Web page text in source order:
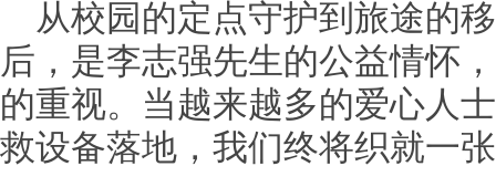
从校园的定点守护到旅途的
后，是李志强先生的公益情怀
的重视。当越来越多的爱心人
救设备落地，我们终将织就一